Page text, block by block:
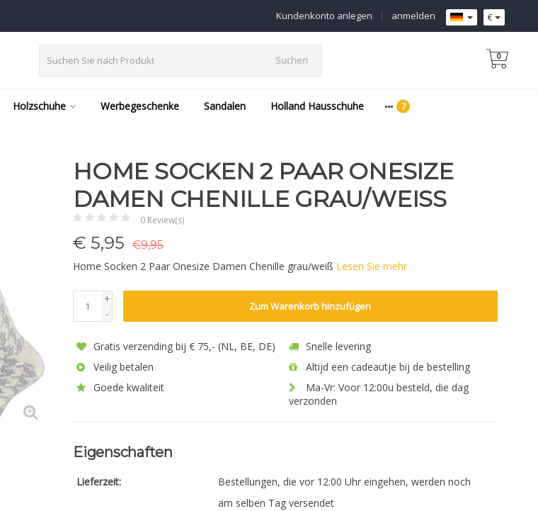
€
anmelden
|
Kundenkonto anlegen
Suchen 0
Holzschuhe Werbegeschenke Sandalen Holland Hausschuhe
HOME SOCKEN 2 PAAR ONESIZE
DAMEN CHENILLE GRAU/WEISS
0 Review(s)
€ 5,95
€9,95
Home Socken 2 Paar Onesize Damen Chenille grau/weiß Lesen Sie mehr
+
-
Zum Warenkorb hinzufügen
Gratis verzending bij € 75,- (NL, BE, DE)
Snelle levering
Veilig betalen
Altijd een cadeautje bij de bestelling
Goede kwaliteit
Ma-Vr: Voor 12:00u besteld, die dag
verzonden
Eigenschaften
Lieferzeit:
Bestellungen, die vor 12:00 Uhr eingehen, werden noch
am selben Tag versendet